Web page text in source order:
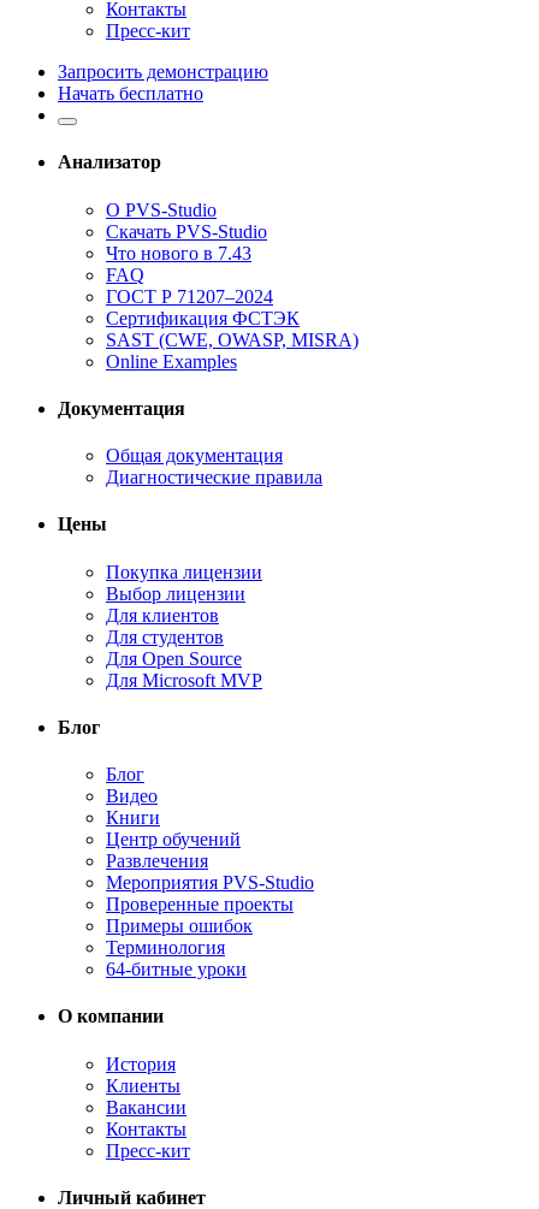
Контакты
Пресс-кит
Запросить демонстрацию
Начать бесплатно
Анализатор
О PVS-Studio
Скачать PVS-Studio
Что нового в 7.43
FAQ
ГОСТ Р 71207–2024
Сертификация ФСТЭК
SAST (CWE, OWASP, MISRA)
Online Examples
Документация
Общая документация
Диагностические правила
Цены
Покупка лицензии
Выбор лицензии
Для клиентов
Для студентов
Для Open Source
Для Microsoft MVP
Блог
Блог
Видео
Книги
Центр обучений
Развлечения
Мероприятия PVS-Studio
Проверенные проекты
Примеры ошибок
Терминология
64-битные уроки
О компании
История
Клиенты
Вакансии
Контакты
Пресс-кит
Личный кабинет